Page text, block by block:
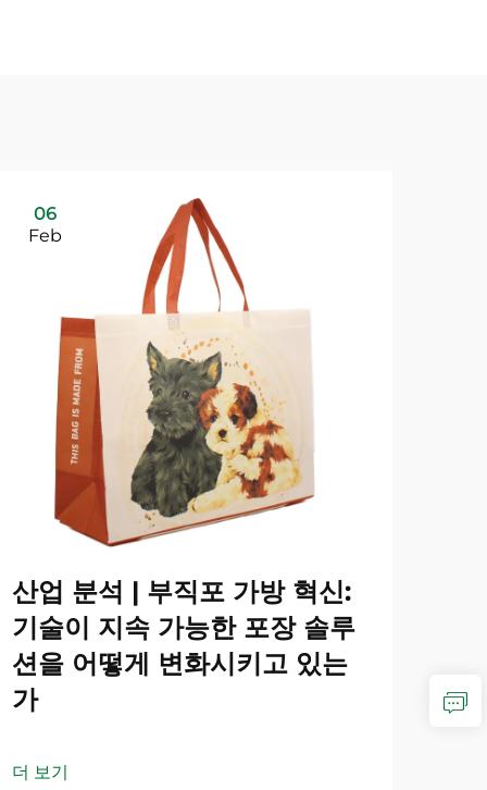
06
Feb
산업 분석 | 부직포 가방 혁신:
기술이 지속 가능한 포장 솔루
션을 어떻게 변화시키고 있는
가
더 보기